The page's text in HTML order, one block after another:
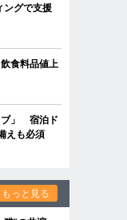
グで支援
食料品値上
ブ」 宿泊ド
えも必須
もっと見る